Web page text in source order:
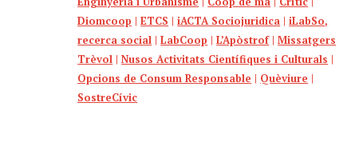
Diomcoop |ETCS |iACTA Sociojuridica |iLabSo,
recerca social |LabCoop |L’Apòstrof|Missatgers
Trèvol |Nusos Activitats Científiques i Culturals |
Opcions de Consum Responsable | Quèviure |
SostreCívic